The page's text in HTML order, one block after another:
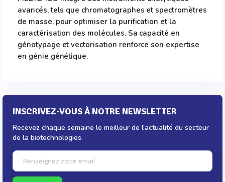
avancés, tels que chromatographes et spectromètres
de masse, pour optimiser la purification et la
caractérisation des molécules. Sa capacité en
génotypage et vectorisation renforce son expertise
en génie génétique.
INSCRIVEZ-VOUS À NOTRE NEWSLETTER
Recevez chaque semaine le meilleur de l'actualité du secteur
de la biotechnologies.